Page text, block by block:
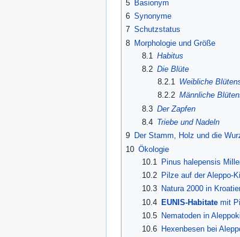
5 Basionym
6 Synonyme
7 Schutzstatus
8 Morphologie und Größe
8.1 Habitus
8.2 Die Blüte
8.2.1 Weibliche
8.2.2 Männliche
8.3 Der Zapfen
8.4 Triebe und Nadeln
9 Der Stamm, Holz und die
10 Ökologie
10.1
Pinus halepensis
10.2
Pilze auf der Aleppo-
10.3
Natura 2000 in
10.4 EUNIS-Habitatemit
10.5
Nematoden in
10.6
Hexenbesen bei